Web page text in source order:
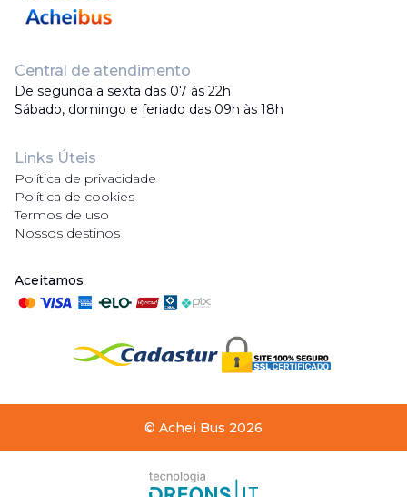
Central de atendimento
De segunda a sexta das 07 às 22h
Sábado, domingo e feriado das 09h às 18h
Links Úteis
Política de privacidade
Política de cookies
Termos de uso
Nossos destinos
Aceitamos
© Achei Bus 2026